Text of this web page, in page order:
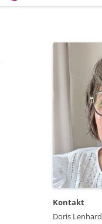
Kontakt
Doris Lenhard